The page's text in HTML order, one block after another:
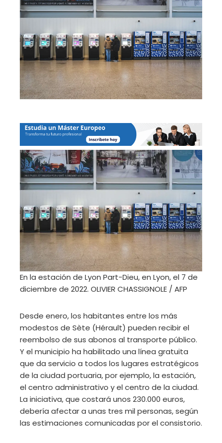
En la estación de Lyon Part-Dieu, en Lyon, el 7 de
diciembre de 2022. OLIVIER CHASSIGNOLE / AFP
Desde enero, los habitantes entre los más
modestos de Sète (Hérault) pueden recibir el
reembolso de sus abonos al transporte público.
Y el municipio ha habilitado una línea gratuita
que da servicio a todos los lugares estratégicos
de la ciudad portuaria, por ejemplo, la estación,
el centro administrativo y el centro de la ciudad.
La iniciativa, que costará unos 230.000 euros,
debería afectar a unas tres mil personas, según
las estimaciones comunicadas por el consistorio.